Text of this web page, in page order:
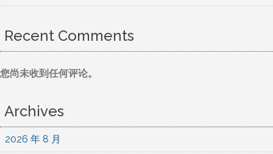
Recent Comments
您尚未收到任何评论。
Archives
2026 年 8 月